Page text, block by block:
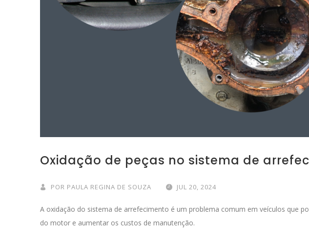
Oxidação de peças no sistema de
POR PAULA REGINA DE SOUZA JUL 20, 2024
A oxidação do sistema de arrefecimento é um problema comum em veículos que
do motor e aumentar os custos de manutenção.